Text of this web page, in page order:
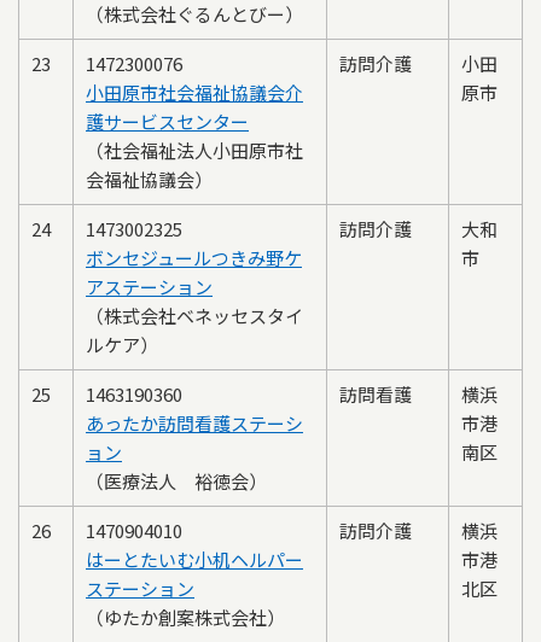
（株式会社ぐるんとびー）
23
1472300076
小田原市社会福祉協議会介
護サービスセンター
（社会福祉法人小田原市社
会福祉協議会）
訪問介護
小田
原市
24
1473002325
ボンセジュールつきみ野ケ
アステーション
（株式会社ベネッセスタイ
ルケア）
訪問介護
大和
市
25
1463190360
あったか訪問看護ステーシ
ョン
（医療法人 裕徳会）
訪問看護
横浜
市港
南区
26
1470904010
はーとたいむ小机ヘルパー
ステーション
（ゆたか創案株式会社）
訪問介護
横浜
市港
北区